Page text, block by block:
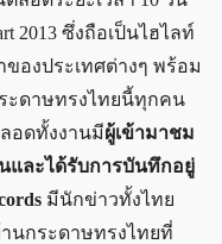
2013 ซึ่งถือเป็นไฮไลท์
องประเทศต่างๆ พร้อม
ดาษทรงไทยนี้ทุกคน
อดทั้งงานมีผู้เข้ามาชม
และได้รับการบันทึกอยู่
มีนักข่าวทั้งไทย
นกระดาษทรงไทยที่